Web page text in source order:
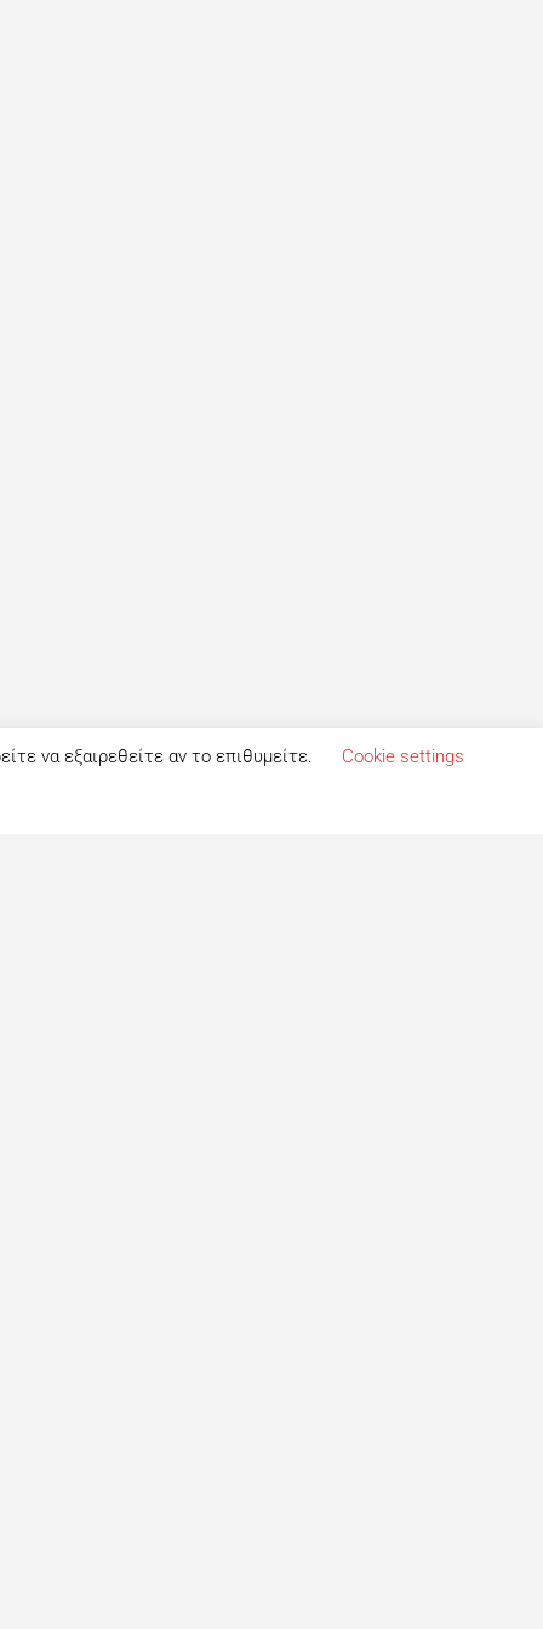
να εξαιρεθείτε αν το επιθυμείτε. Cookie settings